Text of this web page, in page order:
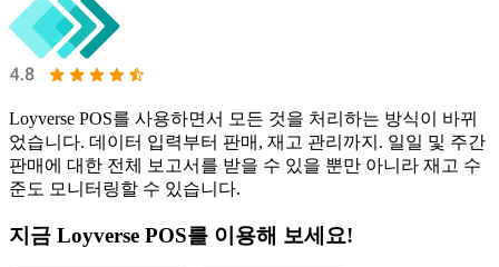
Loyverse POS를 사용하면서 모든 것을 처리하는 방식이 바뀌
었습니다. 데이터 입력부터 판매, 재고 관리까지. 일일 및 주간
판매에 대한 전체 보고서를 받을 수 있을 뿐만 아니라 재고 수
준도 모니터링할 수 있습니다.
지금 Loyverse POS를 이용해 보세요!